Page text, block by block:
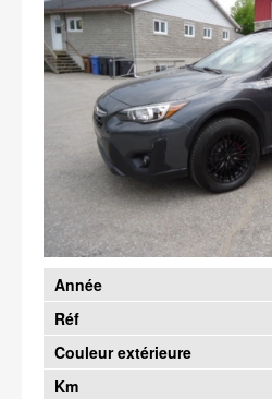
Année
Réf
Couleur extérieure
Km